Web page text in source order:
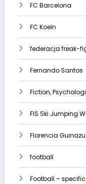
FC Barcelona
FC Koeln
federacja freak-
Fernando Santos
Fiction,
FIS Ski Jumping
Florencia Guinazu
football
Football –